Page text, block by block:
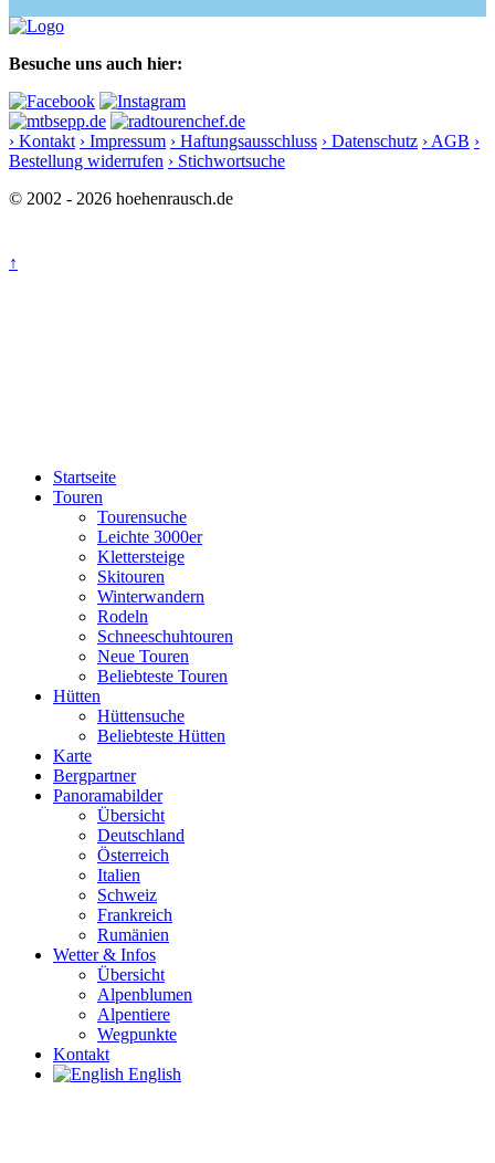
Besuche uns auch hier:
› Kontakt › Impressum › Haftungsausschluss › Datenschutz › AGB ›
Bestellung widerrufen › Stichwortsuche
© 2002 - 2026 hoehenrausch.de
↑
Startseite
Touren
Tourensuche
Leichte 3000er
Klettersteige
Skitouren
Winterwandern
Rodeln
Schneeschuhtouren
Neue Touren
Beliebteste Touren
Hütten
Hüttensuche
Beliebteste Hütten
Karte
Bergpartner
Panoramabilder
Übersicht
Deutschland
Österreich
Italien
Schweiz
Frankreich
Rumänien
Wetter & Infos
Übersicht
Alpenblumen
Alpentiere
Wegpunkte
Kontakt
English